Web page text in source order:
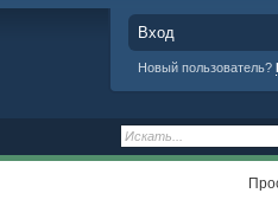
Вход
Новый пользователь?